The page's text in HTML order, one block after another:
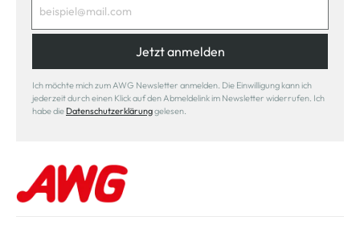
Jetzt anmelden
Ich möchte mich zum AWG Newsletter anmelden. Die Einwilligung kann ich
jederzeit durch einen Klick auf den Abmeldelink im Newsletter widerrufen. Ich
habe die Datenschutzerklärunggelesen.